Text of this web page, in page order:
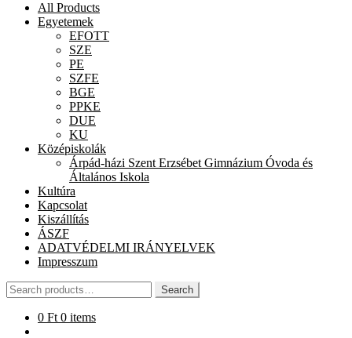
All Products
Egyetemek
EFOTT
SZE
PE
SZFE
BGE
PPKE
DUE
KU
Középiskolák
Árpád-házi Szent Erzsébet Gimnázium Óvoda és
Általános Iskola
Kultúra
Kapcsolat
Kiszállítás
ÁSZF
ADATVÉDELMI IRÁNYELVEK
Impresszum
Search
for:
Search
0 Ft 0 items